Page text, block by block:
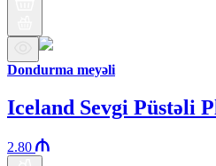
Dondurma meyəli
Iceland Sevgi Püstəli
2.80